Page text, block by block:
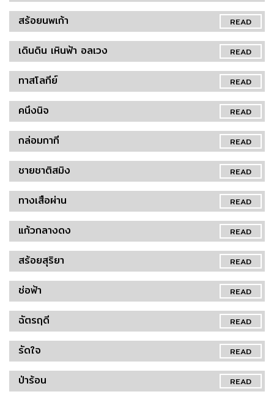
READ
สร้อยนพเก้า
READ
เดินดิน เหินฟ้า อลเวง
READ
ทาสโลกีย์
READ
คนึงนิจ
READ
กล่อมกากี
READ
ชายชาติสมิง
READ
ทางเสือผ่าน
READ
แก้วกลางดง
READ
สร้อยสุริยา
READ
ช่อฟ้า
READ
ฉัตรฤดี
READ
รัดใจ
READ
ป่าร้อน